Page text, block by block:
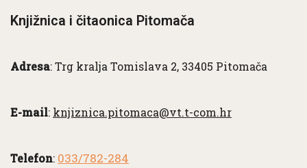
Knjižnica i čitaonica Pitomača
Adresa: Trg kralja Tomislava 2, 33405 Pitomača
E-mail: knjiznica.pitomaca@vt.t-com.hr
Telefon: 033/782-284